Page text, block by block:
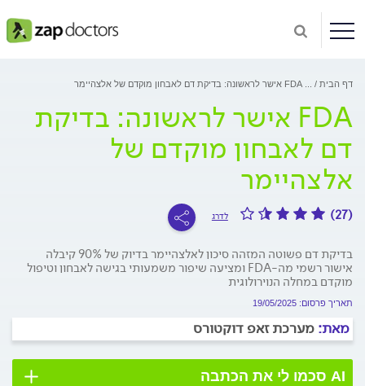
דף הבית FDA אישר לראשונה: בדיקת דם לאבחון מוקדם של אלצהיימר
FDA אישר לראשונה: בדיקת
דם לאבחון מוקדם של
אלצהיימר
(27) לדרג
בדיקת דם פשוטה המזהה סיכון לאלצהיימר בדיוק של 90% קיבלה
אישור רשמי מה-FDA ומציעה שיפור משמעותי בגישה לאבחון וטיפול
מוקדם במחלה הנוירולוגית
תאריך פרסום: 19/05/2025
מאת: מערכת זאפ דוקטורס
AI סכמו לי את הכתבה